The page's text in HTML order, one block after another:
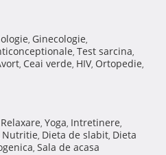
, Ginecologie,
, Test sarcina,
, Ceai verde, HIV, Ortopedie,
Relaxare, Yoga, Intretinere,
Nutritie, Dieta de slabit, Dieta
, Sala de acasa